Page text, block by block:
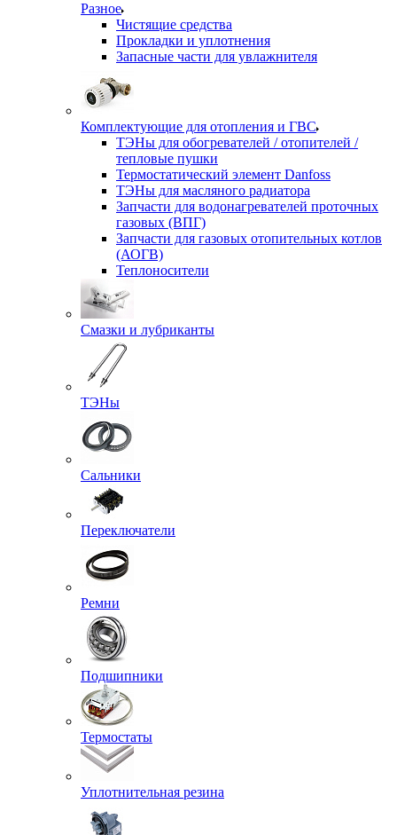
Разное
Чистящие средства
Прокладки и уплотнения
Запасные части для увлажнителя
Комплектующие для отопления и ГВС
ТЭНы для обогревателей / отопителей /
тепловые пушки
Термостатический элемент Danfoss
ТЭНы для масляного радиатора
Запчасти для водонагревателей проточных
газовых (ВПГ)
Запчасти для газовых отопительных котлов
(АОГВ)
Теплоносители
Смазки и лубриканты
ТЭНы
Сальники
Переключатели
Ремни
Подшипники
Термостаты
Уплотнительная резина